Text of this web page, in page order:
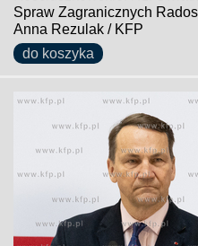
Spraw Zagranicznych
Anna Rezulak / KFP
do koszyka